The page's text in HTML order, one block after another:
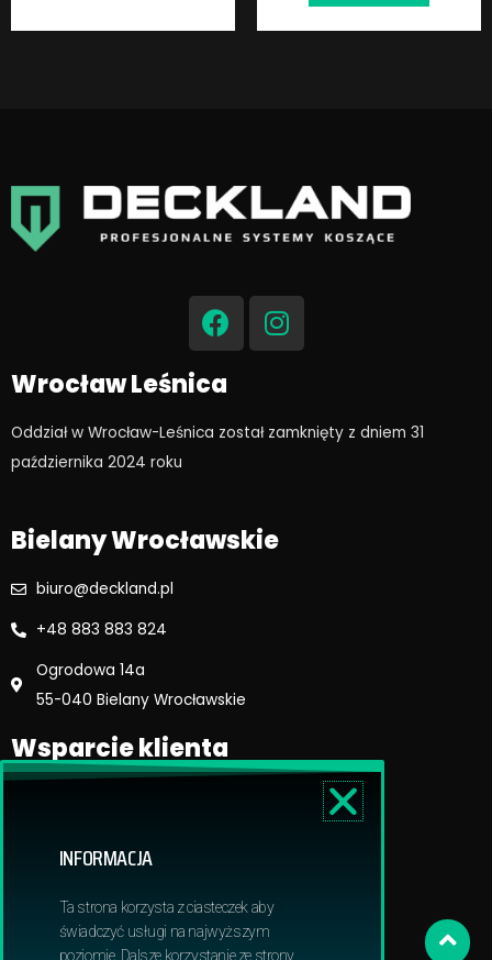
F
a
c
e
b
o
o
I
n
s
g
r
Wrocław Leśnica
Oddział w Wrocław-Leśnica został zamknięty z dniem 31
października 2024 roku​
Bielany Wrocławskie
biuro@deckland.pl
+48 883 883 824
Ogrodowa 14a
55-040 Bielany Wrocławskie
Wsparcie klienta
Dostawa i płatność
Obowiązek informacyjny RODO
INFORMACJA
Ta strona korzysta z ciasteczek aby
świadczyć usługi na najwyższym
poziomie. Dalsze korzystanie ze strony